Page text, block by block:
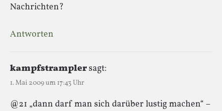
Nachrichten?
Antworten
kampfstramplersagt:
1. Mai 2009 um 17:43 Uhr
@21 „dann darf man sich darüber lustig machen“ –